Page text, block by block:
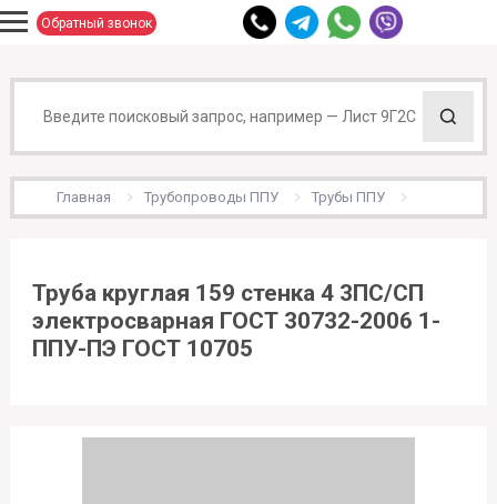
Обратный звонок
Главная Трубопроводы ППУ Трубы ППУ
Труба круглая 159 стенка 4 3ПС/СП
электросварная ГОСТ 30732-2006 1-
ППУ-ПЭ ГОСТ 10705